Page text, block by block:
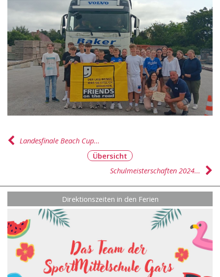
Landesfinale Beach Cup...
Übersicht
Schulmeisterschaften 2024...
Direktionszeiten in den Ferien